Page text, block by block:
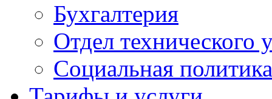
Бухгалтерия
Отдел технического
Социальная